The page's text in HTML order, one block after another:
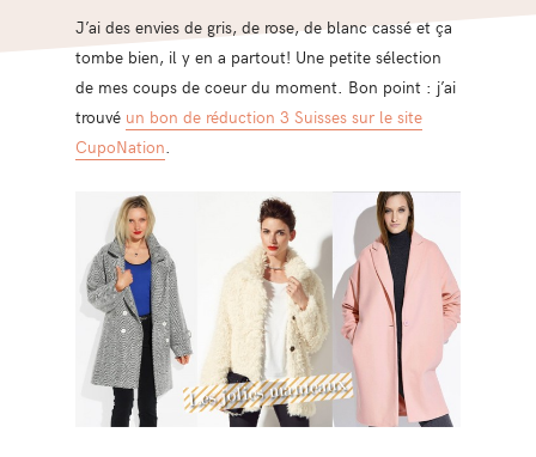
J’ai des envies de gris, de rose, de blanc cassé et ça
tombe bien, il y en a partout! Une petite sélection
de mes coups de coeur du moment. Bon point : j’ai
trouvé un bon de réduction 3 Suisses sur le site
CupoNation.